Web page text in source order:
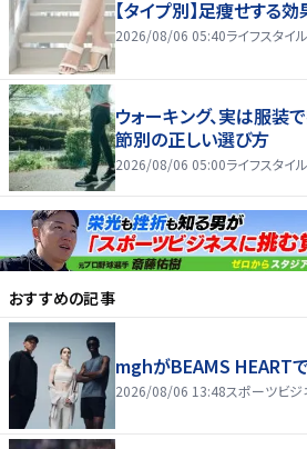
【タイプ別】足痩せする
2026/08/06 05:40ライフスタイル
ウォーキング、実は服装
節別の正しい選び方
2026/08/06 05:00ライフスタイル
おすすめの記事
mghがBEAMS HEART
2026/08/06 13:48スポーツビジ